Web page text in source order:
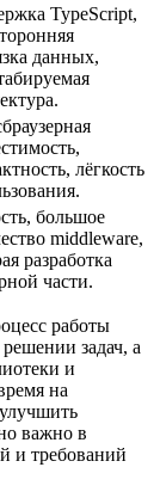
TypeScript,
данных,
лёгкость
большое
middleware,
разработка
части.
работы
решении задач, а
и
на
важно в
и требований